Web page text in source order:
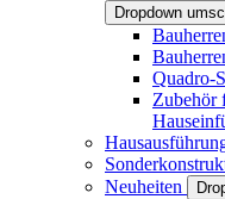
Dropdown
Quadro-
Zubehör
Neuheiten